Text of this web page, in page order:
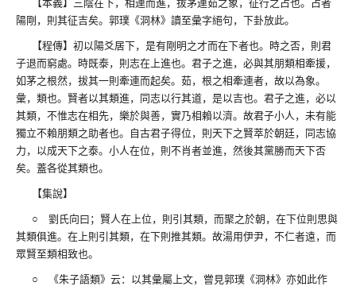
【本義】三陰在下，相連而進，拔茅連茹之象，征行之占也。占者
陽剛，則其征吉矣。郭璞《洞林》讀至彙字絕句，下卦放此。
【程傳】初以陽爻居下，是有剛明之才而在下者也。時之否，則君
子退而窮處。時既泰，則志在上進也。君子之進，必與其朋類相牽援，
如茅之根然，拔其一則牽連而起矣。茹，根之相牽連者，故以為象。
彙，類也。賢者以其類進，同志以行其道，是以吉也。君子之進，必以
其類，不惟志在相先，樂於與善，實乃相賴以濟。故君子小人，未有能
獨立不賴朋類之助者也。自古君子得位，則天下之賢萃於朝廷，同志協
力，以成天下之泰。小人在位，則不肖者並進，然後其黨勝而天下否
矣。蓋各從其類也。
【集說】
○ 劉氏向曰；賢人在上位，則引其類，而聚之於朝，在下位則思與
其類俱進。在上則引其類，在下則推其類。故湯用伊尹，不仁者遠，而
眾賢至類相致也。
○ 《朱子語類》云：以其彙屬上文，嘗見郭璞《洞林》亦如此作